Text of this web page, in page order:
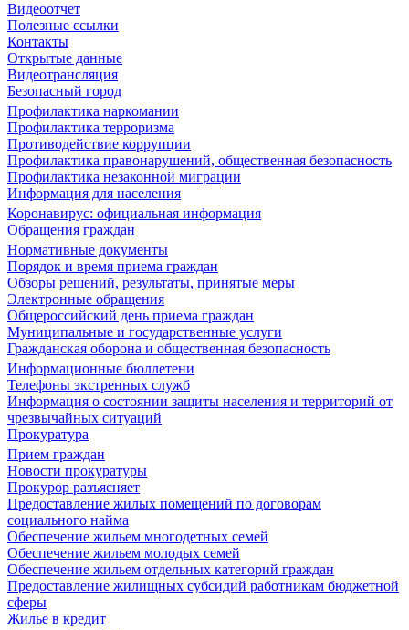
Видеоотчет
Полезные ссылки
Контакты
Открытые данные
Видеотрансляция
Безопасный город
Профилактика наркомании
Профилактика терроризма
Противодействие коррупции
Профилактика правонарушений, общественная безопасность
Профилактика незаконной миграции
Информация для населения
Коронавирус: официальная информация
Обращения граждан
Нормативные документы
Порядок и время приема граждан
Обзоры решений, результаты, принятые меры
Электронные обращения
Общероссийский день приема граждан
Муниципальные и государственные услуги
Гражданская оборона и общественная безопасность
Информационные бюллетени
Телефоны экстренных служб
Информация о состоянии защиты населения и территорий от
чрезвычайных ситуаций
Прокуратура
Прием граждан
Новости прокуратуры
Прокурор разъясняет
Предоставление жилых помещений по договорам
социального найма
Обеспечение жильем многодетных семей
Обеспечение жильем молодых семей
Обеспечение жильем отдельных категорий граждан
Предоставление жилищных субсидий работникам бюджетной
сферы
Жилье в кредит